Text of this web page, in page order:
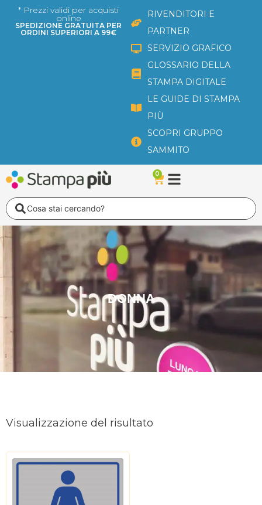
* Prezzi validi per acquisti
online
SPEDIZIONE GRATUITA PER
ORDINI SUPERIORI A 99€
RIVENDITORI E
PARTNER
SERVIZIO GRAFICO
GLOSSARIO DELLA
STAMPA DIGITALE
LE GUIDE DI STAMPA
PIÙ
SCOPRI GRUPPO
SAMMITO
0
Carrello
Search
...
DONNA
Visualizzazione del risultato